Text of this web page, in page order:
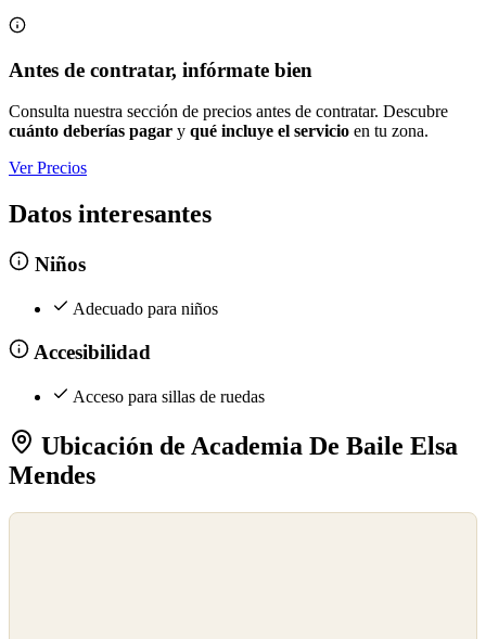
Antes de contratar, infórmate bien
Consulta nuestra sección de precios antes de contratar. Descubre
cuánto deberías pagar y qué incluye el servicio en tu zona.
Ver Precios
Datos interesantes
Niños
Adecuado para niños
Accesibilidad
Acceso para sillas de ruedas
Ubicación de Academia De Baile Elsa
Mendes